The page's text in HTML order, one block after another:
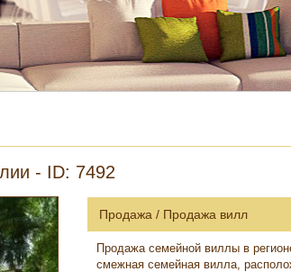
- ID: 7492
Продажа / Продажа вилл
Продажа семейной виллы в
смежная семейная вилла,